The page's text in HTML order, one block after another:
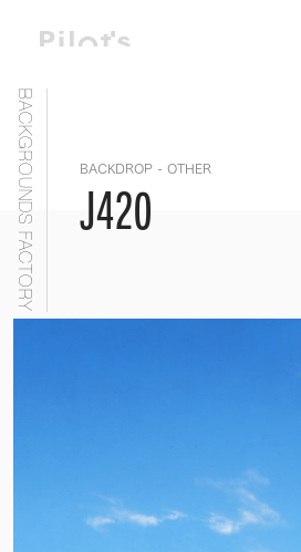
BACKGROUNDS FACTORY BACKDROP - OTHER
J420